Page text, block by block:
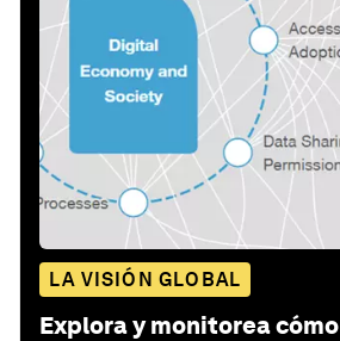
LA VISIÓN GLOBAL
Explora y monitorea cómo